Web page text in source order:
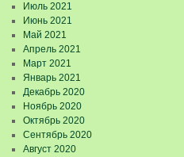
Июль 2021
Июнь 2021
Май 2021
Апрель 2021
Март 2021
Январь 2021
Декабрь 2020
Ноябрь 2020
Октябрь 2020
Сентябрь 2020
Август 2020